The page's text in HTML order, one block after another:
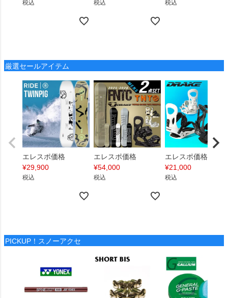
税込 税込 税込
厳選セールアイテム
エレスポ価格
¥29,900
税込
エレスポ価格
¥54,000
税込
エレスポ価格
¥21,000
税込
PICKUP！スノーアクセ